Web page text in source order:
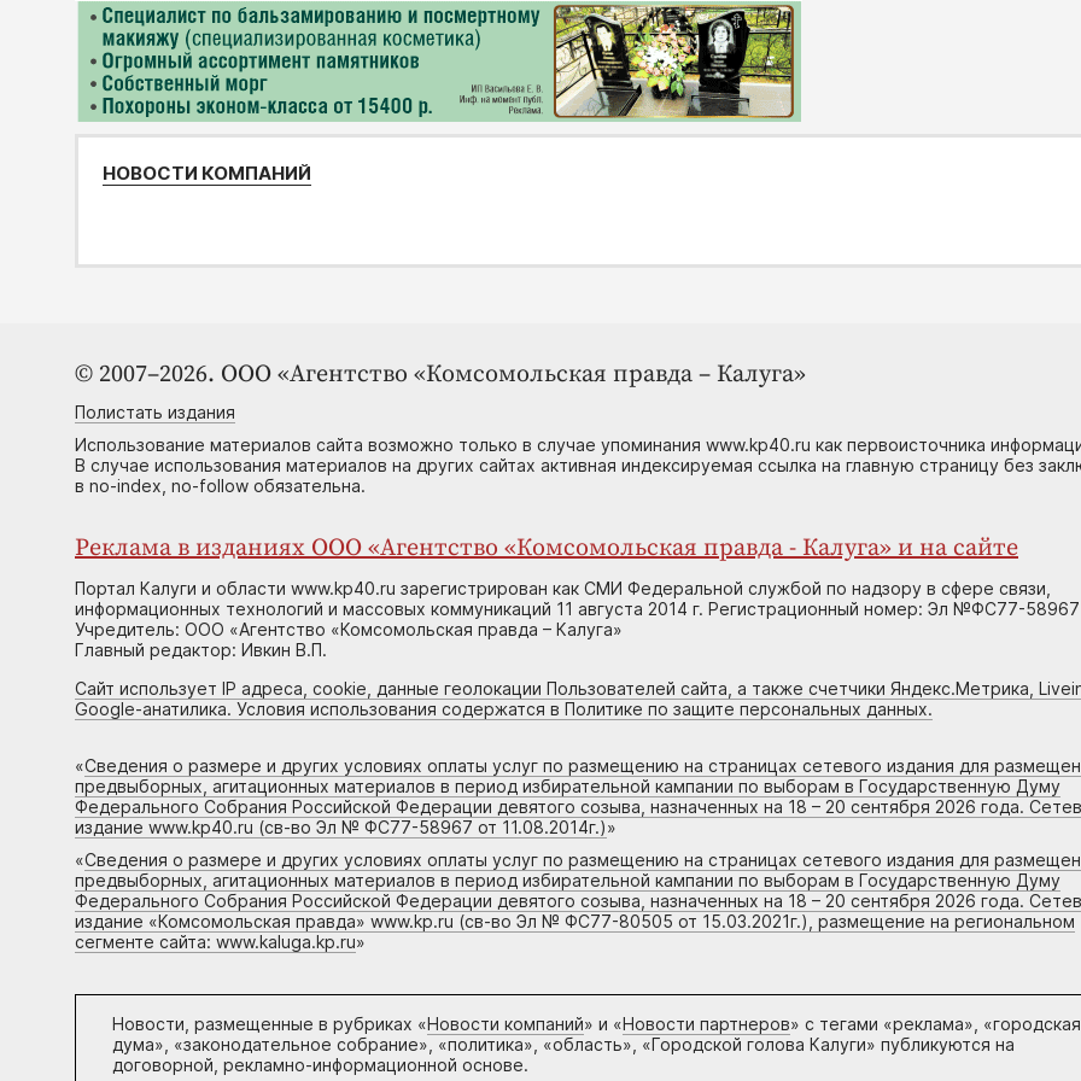
НОВОСТИ КОМПАНИЙ
© 2007–2026. ООО «Агентство «Комсомольская правда – Калуга»
Полистать издания
Использование материалов сайта возможно только в случае упоминания www.kp40.ru как первоисточника
В случае использования материалов на других сайтах активная индексируемая ссылка на главную страницу без
в no-index, no-follow обязательна.
Реклама в изданиях ООО «Агентство «Комсомольская правда - Калуга» и на сайте
Портал Калуги и области www.kp40.ru зарегистрирован как СМИ Федеральной службой по надзору в сфере связи,
информационных технологий и массовых коммуникаций 11 августа 2014 г. Регистрационный номер: Эл №ФС77-58967
Учредитель: ООО «Агентство «Комсомольская правда – Калуга»
Главный редактор: Ивкин В.П.
Сайт использует IP адреса, cookie, данные геолокации Пользователей сайта, а также счетчики Яндекс.Метрика,
Google-анатилика. Условия использования содержатся в Политике по защите персональных данных.
«Сведения о размере и других условиях оплаты услуг по размещению на страницах сетевого издания для
предвыборных, агитационных материалов в период избирательной кампании по выборам в Государственную Думу
Федерального Собрания Российской Федерации девятого созыва, назначенных на 18 – 20 сентября 2026 года.
издание www.kp40.ru (св-во Эл № ФС77-58967 от 11.08.2014г.)»
«Сведения о размере и других условиях оплаты услуг по размещению на страницах сетевого издания для
предвыборных, агитационных материалов в период избирательной кампании по выборам в Государственную Думу
Федерального Собрания Российской Федерации девятого созыва, назначенных на 18 – 20 сентября 2026 года.
издание «Комсомольская правда» www.kp.ru (св-во Эл № ФС77-80505 от 15.03.2021г.), размещение на региональном
сегменте сайта: www.kaluga.kp.ru»
Новости, размещенные в рубриках «Новости компаний» и «Новости партнеров» с тегами «реклама», «городская
дума», «законодательное собрание», «политика», «область», «Городской голова Калуги» публикуются на
договорной, рекламно-информационной основе.